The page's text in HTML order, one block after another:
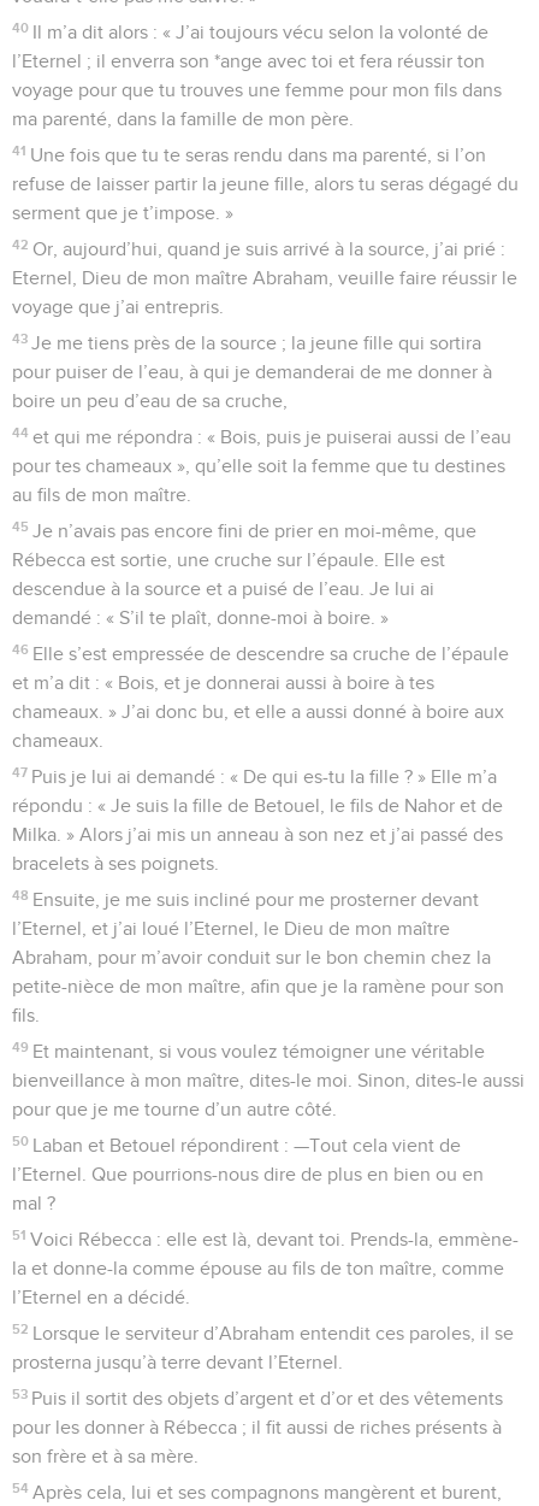
40 Il m’a dit alors : « J’ai toujours vécu selon la volonté de
l’Eternel ; il enverra son *ange avec toi et fera réussir ton
voyage pour que tu trouves une femme pour mon fils dans
ma parenté, dans la famille de mon père.
41 Une fois que tu te seras rendu dans ma parenté, si l’on
refuse de laisser partir la jeune fille, alors tu seras dégagé du
serment que je t’impose. »
42 Or, aujourd’hui, quand je suis arrivé à la source, j’ai prié :
Eternel, Dieu de mon maître Abraham, veuille faire réussir le
voyage que j’ai entrepris.
43 Je me tiens près de la source ; la jeune fille qui sortira
pour puiser de l’eau, à qui je demanderai de me donner à
boire un peu d’eau de sa cruche,
44 et qui me répondra : « Bois, puis je puiserai aussi de l’eau
pour tes chameaux », qu’elle soit la femme que tu destines
au fils de mon maître.
45 Je n’avais pas encore fini de prier en moi-même, que
Rébecca est sortie, une cruche sur l’épaule. Elle est
descendue à la source et a puisé de l’eau. Je lui ai
demandé : « S’il te plaît, donne-moi à boire. »
46 Elle s’est empressée de descendre sa cruche de l’épaule
et m’a dit : « Bois, et je donnerai aussi à boire à tes
chameaux. » J’ai donc bu, et elle a aussi donné à boire aux
chameaux.
47 Puis je lui ai demandé : « De qui es-tu la fille ? » Elle m’a
répondu : « Je suis la fille de Betouel, le fils de Nahor et de
Milka. » Alors j’ai mis un anneau à son nez et j’ai passé des
bracelets à ses poignets.
48 Ensuite, je me suis incliné pour me prosterner devant
l’Eternel, et j’ai loué l’Eternel, le Dieu de mon maître
Abraham, pour m’avoir conduit sur le bon chemin chez la
petite-nièce de mon maître, afin que je la ramène pour son
fils.
49 Et maintenant, si vous voulez témoigner une véritable
bienveillance à mon maître, dites-le moi. Sinon, dites-le aussi
pour que je me tourne d’un autre côté.
50 Laban et Betouel répondirent : —Tout cela vient de
l’Eternel. Que pourrions-nous dire de plus en bien ou en
mal ?
51 Voici Rébecca : elle est là, devant toi. Prends-la, emmène-
la et donne-la comme épouse au fils de ton maître, comme
l’Eternel en a décidé.
52 Lorsque le serviteur d’Abraham entendit ces paroles, il se
prosterna jusqu’à terre devant l’Eternel.
53 Puis il sortit des objets d’argent et d’or et des vêtements
pour les donner à Rébecca ; il fit aussi de riches présents à
son frère et à sa mère.
54 Après cela, lui et ses compagnons mangèrent et burent,